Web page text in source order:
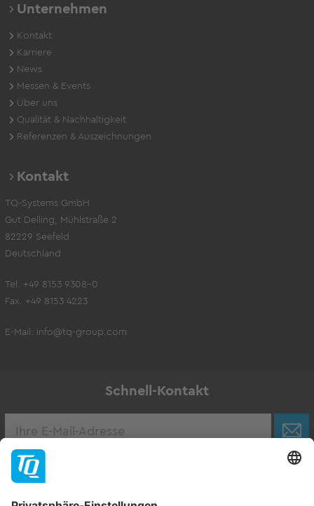
Unternehmen
Kontakt
Karriere
News
Messen & Events
Über uns
Qualität & Nachhaltigkeit
Referenzen & Auszeichnungen
Kontakt
TQ-Systems GmbH
Gut Delling, Mühlstraße 2
82229 Seefeld
Deutschland
Tel. +49 8153 9308-0
Fax. +49 8153 4223
E-Mail: info@tq-group.com
Schnell-Kontakt